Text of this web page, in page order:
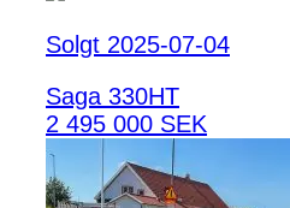
Solgt 2025-07-04
Saga 330HT
2 495 000 SEK